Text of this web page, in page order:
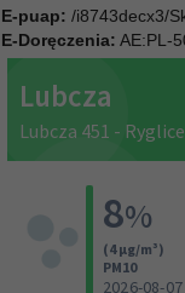
E-puap: /i8743decx3/
E-Doręczenia: AE:PL-